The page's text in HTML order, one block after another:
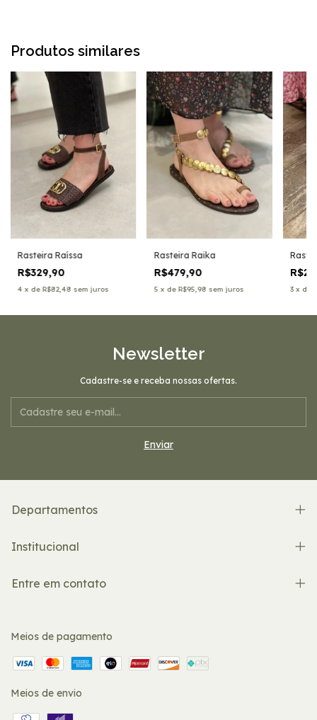
Produtos similares
Rasteira Raíssa
R$329,90
4 x de R$82,48 sem juros
Rasteira Raika
R$479,90
5 x de R$95,98 sem juros 3 x de
Newsletter
Cadastre-se e receba nossas ofertas.
Departamentos
Institucional
Entre em contato
Meios de pagamento
Meios de envio